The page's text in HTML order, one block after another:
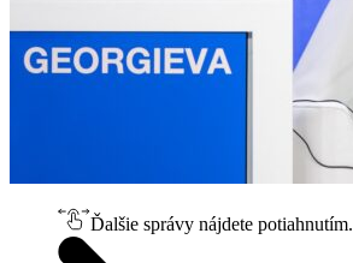
Ďalšie správy nájdete potiahnutím.